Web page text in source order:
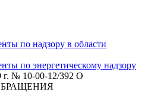
по надзору в области
по энергетическому надзору
г. № 10-00-12/392 О